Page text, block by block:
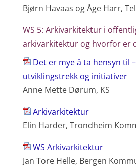
Bjørn Havaas og Åge Harr,
WS 5: Arkivarkitektur i
arkivarkitektur og hvorfor er
Det er mye å ta hensyn til
utviklingstrekk og initiativer
Anne Mette Dørum, KS
Arkivarkitektur
Elin Harder, Trondheim
WS Arkivarkitektur
Jan Tore Helle, Bergen